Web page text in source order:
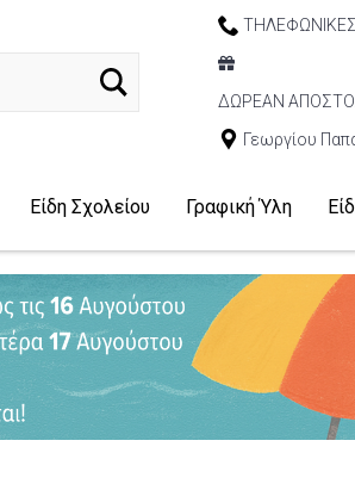
ΤΗΛΕΦΩΝΙΚΕΣ
ΔΩΡΕΑΝ
Γεωργίου
Είδη Σχολείου Γραφική Ύλη